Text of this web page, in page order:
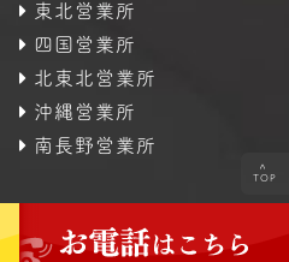
東北営業所
四国営業所
北東北営業所
沖縄営業所
南長野営業所
<
TOP